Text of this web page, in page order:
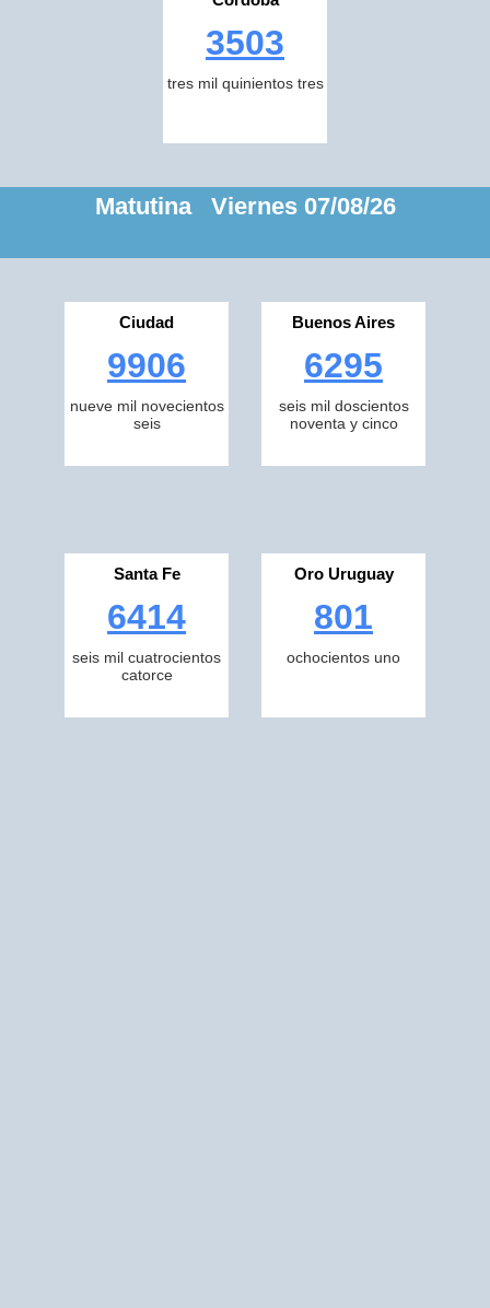
3503
tres mil quinientos tres
Matutina Viernes 07/08/26
Ciudad
9906
nueve mil novecientos
seis
Buenos Aires
6295
seis mil doscientos
noventa y cinco
Santa Fe
6414
seis mil cuatrocientos
catorce
Oro Uruguay
801
ochocientos uno